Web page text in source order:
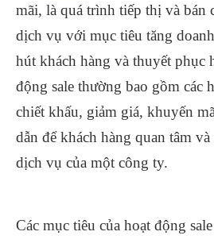
mãi, là quá trình tiếp thị và bán
dịch vụ với mục tiêu tăng
hút khách hàng và thuyết phục
động sale thường bao gồm các
chiết khấu, giảm giá, khuyến
dẫn để khách hàng quan tâm
dịch vụ của một công ty.
Các mục tiêu của hoạt động